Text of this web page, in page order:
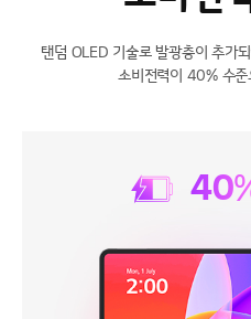
탠덤 OLED 기술로 발광층이 추가되
소비전력이 40% 수준
40